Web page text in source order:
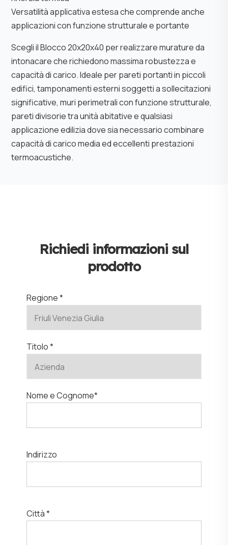
Versatilità applicativa estesa che comprende anche
applicazioni con funzione strutturale e portante
Scegli il Blocco 20x20x40 per realizzare murature da
intonacare che richiedono massima robustezza e
capacità di carico. Ideale per pareti portanti in piccoli
edifici, tamponamenti esterni soggetti a sollecitazioni
significative, muri perimetrali con funzione strutturale,
pareti divisorie tra unità abitative e qualsiasi
applicazione edilizia dove sia necessario combinare
capacità di carico media ed eccellenti prestazioni
termoacustiche.
Richiedi informazioni sul
prodotto
Regione *
Titolo *
Nome e Cognome*
Indirizzo
Città *